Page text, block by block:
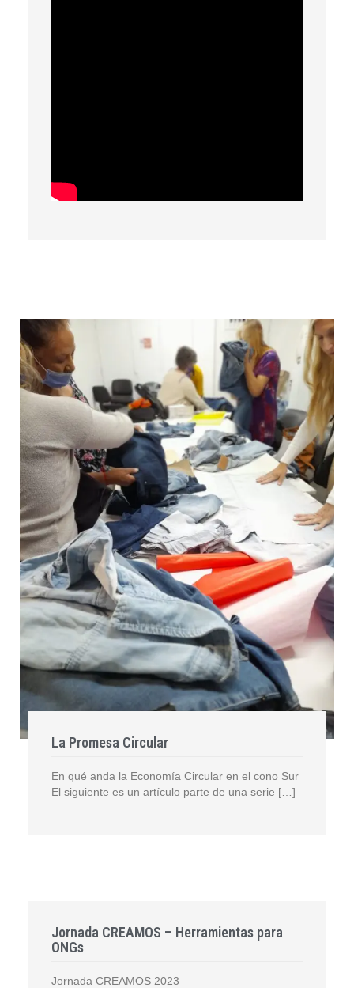
La Promesa Circular
En qué anda la Economía Circular en el cono Sur
El siguiente es un artículo parte de una serie […]
Jornada CREAMOS – Herramientas para
ONGs
Jornada CREAMOS 2023